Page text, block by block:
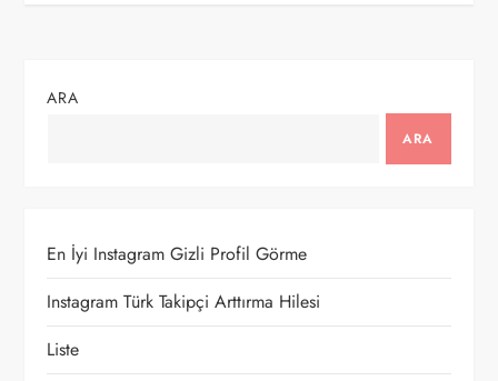
z
i
n
ARA
ARA
En İyi Instagram Gizli Profil Görme
Instagram Türk Takipçi Arttırma Hilesi
Liste